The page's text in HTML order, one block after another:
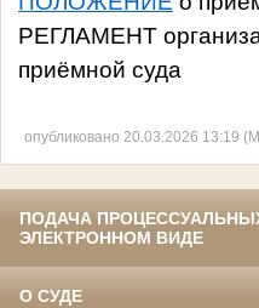
РЕГЛАМЕНТ
приёмной суда
опубликовано 20.03.2026 13:19
ПОДАЧА
ЭЛЕКТРОННОМ ВИДЕ
О СУДЕ